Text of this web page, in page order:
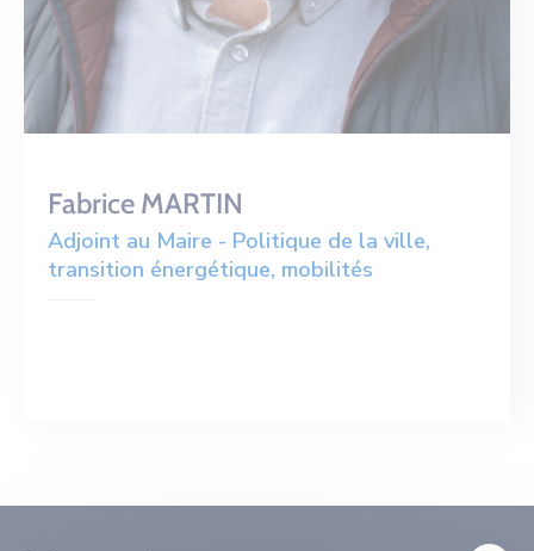
Fabrice MARTIN
Adjoint au Maire - Politique de la ville,
transition énergétique, mobilités